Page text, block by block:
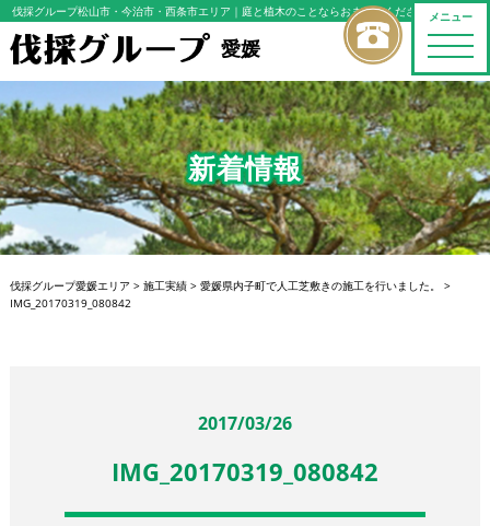
メニュー
toggle
伐採グループ松山市・今治市・西条市エリア ｜庭と植木のことならおまかせください
愛媛
新着情報
伐採グループ愛媛エリア > 施工実績> 愛媛県内子町で人工芝敷きの施工を行いました。
>
IMG_20170319_080842
2017/03/26
IMG_20170319_080842